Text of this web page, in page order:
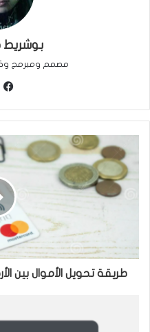
بوشريط
مصمم ومبرمج
ي
ب
طريقة تحويل الأموال بين